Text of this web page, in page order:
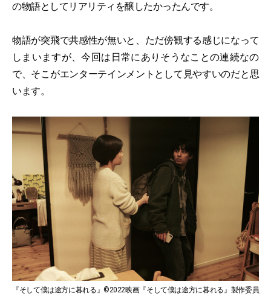
の物語としてリアリティを醸したかったんです。
物語が突飛で共感性が無いと、ただ傍観する感じになって
しまいますが、今回は日常にありそうなことの連続なの
で、そこがエンターテインメントとして見やすいのだと思
います。
『そして僕は途方に暮れる』©2022映画『そして僕は途方に暮れる』製作委員